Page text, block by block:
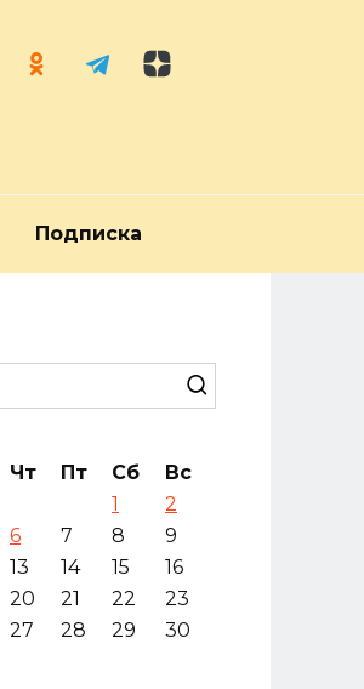
Подписка
Чт Пт Сб
Вс
1
2
6 7 8
9
13 14 15
16
20 21 22
23
27 28 29
30